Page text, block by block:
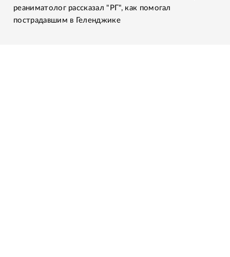
реаниматолог рассказал "РГ", как помогал
пострадавшим в Геленджике